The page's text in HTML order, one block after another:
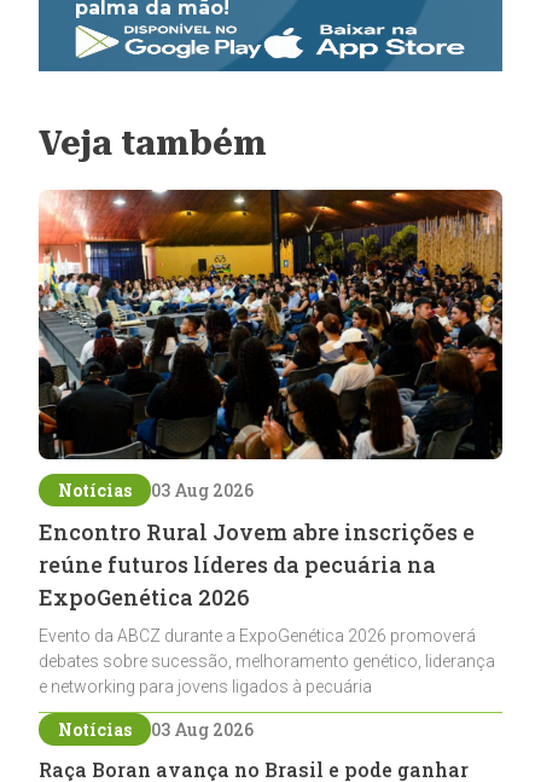
palma da mão!
Veja também
Notícias 03 Aug 2026
Encontro Rural Jovem abre inscrições e
reúne futuros líderes da pecuária na
ExpoGenética 2026
Evento da ABCZ durante a ExpoGenética 2026 promoverá
debates sobre sucessão, melhoramento genético, liderança
e networking para jovens ligados à pecuária
Notícias 03 Aug 2026
Raça Boran avança no Brasil e pode ganhar